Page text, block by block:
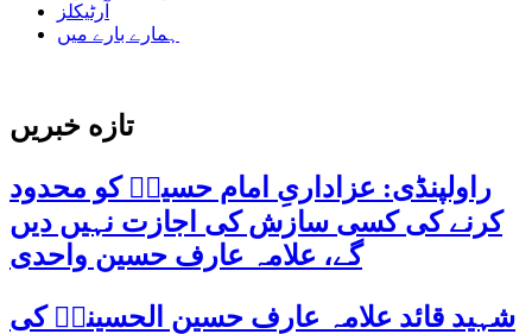
آرٹیکلز
ہمارے بارے میں
تازه خبریں
راولپنڈی: عزاداریِ امام حسینؑ کو محدود
کرنے کی کسی سازش کی اجازت نہیں دیں
گے، علامہ عارف حسین واحدی
شہید قائد علامہ عارف حسین الحسینیؒ کی